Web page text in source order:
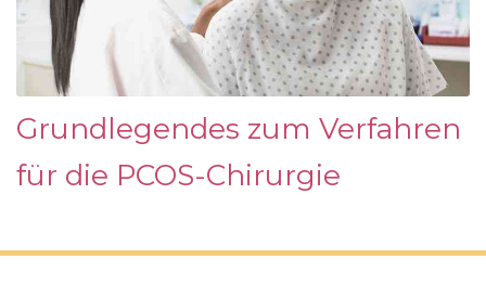
Grundlegendes zum Verfahren
für die PCOS-Chirurgie